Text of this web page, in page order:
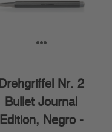
12
3
Drehgriffel Nr. 2
Bullet Journal
Edition, Negro -